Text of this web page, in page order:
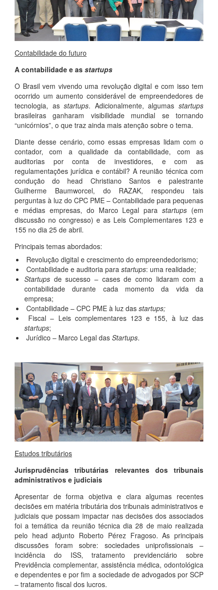
Contabilidade do futuro
A contabilidade e as startups
O Brasil vem vivendo uma revolução digital e com isso tem
ocorrido um aumento considerável de empreendedores de
tecnologia, asstartups. Adicionalmente, algumasstartups
brasileiras ganharam visibilidade mundial se tornando
“unicórnios”, o que traz ainda mais atenção sobre o tema.
Diante desse cenário, como essas empresas lidam com o
contador, com a qualidade da contabilidade, com as
auditorias por conta de investidores, e com as
regulamentações jurídica e contábil? A reunião técnica com
condução do head Christiano Santos e palestrante
Guilherme Baumworcel, do RAZAK, respondeu tais
perguntas à luz do CPC PME – Contabilidade para pequenas
e médias empresas, do Marco Legal parastartups (em
discussão no congresso) e as Leis Complementares 123 e
155 no dia 25 de abril.
Principais temas abordados:
Revolução digital e crescimento do empreendedorismo;
Contabilidade e auditoria para startups: uma realidade;
Startups de sucesso – cases de como lidaram com a
contabilidade durante cada momento da vida da
empresa;
Contabilidade – CPC PME à luz das startups;
Fiscal – Leis complementares 123 e 155, à luz das
startups;
Jurídico – Marco Legal das Startups.
Estudos tributários
Jurisprudências tributárias relevantes dos tribunais
administrativos e judiciais
Apresentar de forma objetiva e clara algumas recentes
decisões em matéria tributária dos tribunais administrativos e
judiciais que possam impactar nas decisões dos associados
foi a temática da reunião técnica dia 28 de maio realizada
pelo head adjunto Roberto Pérez Fragoso. As principais
discussões foram sobre: sociedades uniprofissionais –
incidência do ISS, tratamento previdenciário sobre
Previdência complementar, assistência médica, odontológica
e dependentes e por fim a sociedade de advogados por SCP
– tratamento fiscal dos lucros.